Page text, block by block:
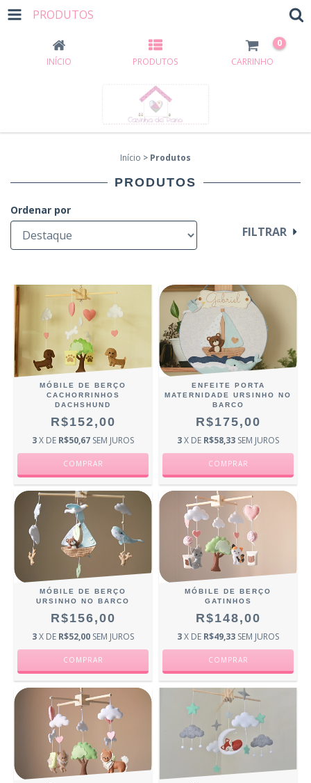
PRODUTOS
INÍCIO PRODUTOS CARRINHO
0
Início > Produtos
PRODUTOS
Ordenar por
FILTRAR
MÓBILE DE BERÇO
CACHORRINHOS
DACHSHUND
R$152,00
3X DE R$50,67 SEM JUROS
ENFEITE PORTA
MATERNIDADE URSINHO NO
BARCO
R$175,00
3X DE R$58,33 SEM JUROS
MÓBILE DE BERÇO
URSINHO NO BARCO
R$156,00
3X DE R$52,00 SEM JUROS
MÓBILE DE BERÇO
GATINHOS
R$148,00
3X DE R$49,33 SEM JUROS